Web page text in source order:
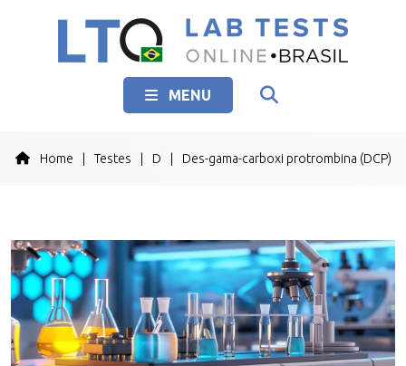
MENU
Home Testes D Des-gama-carboxi protrombina (DCP)